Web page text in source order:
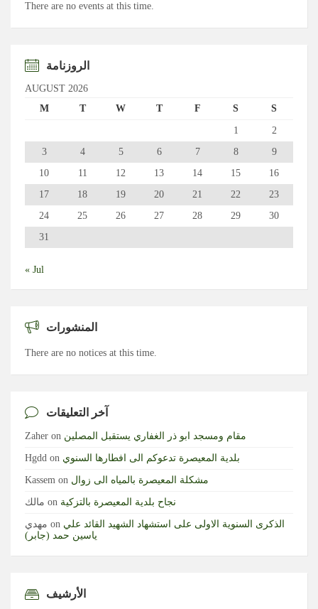
There are no events at this time.
الروزنامة
AUGUST 2026
M
T W T F S S
1
2
3
4 5 6 7 8
9
10
11 12 13 14 15
16
17
18 19 20 21 22
23
24
25 26 27 28 29
30
31
« Jul
المنشورات
There are no notices at this time.
آخر التعليقات
Zaher on مقام ومسجد ابو ذر الغفاري يستقبل المصلين
Hgdd on بلدية المعيصرة تدعوكم الى افطارها السنوي
Kassem on مشكلة المعيصرة بالمياه الى زوال
مالك on نجاح بلدية المعيصرة بالتزكية
مهدي on الذكرى السنوية الاولى على استشهاد الشهيد القائد علي
ياسين حمد (جابر)
الأرشيف